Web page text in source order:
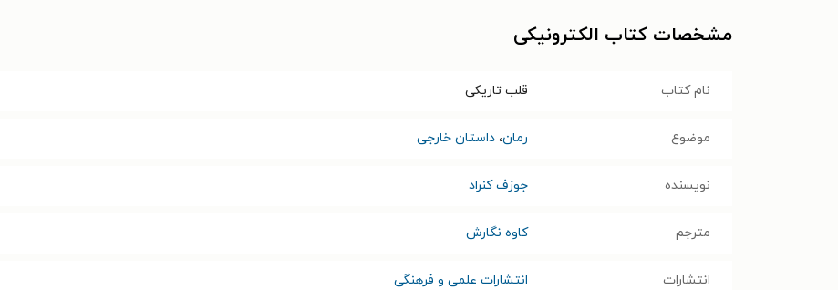
مشخصات کتاب الکترونیکی
نام کتاب قلب تاریکی
موضوع رمان، داستان خارجی
نویسنده جوزف کنراد
مترجم کاوه نگارش
انتشارات انتشارات علمی و فرهنگی